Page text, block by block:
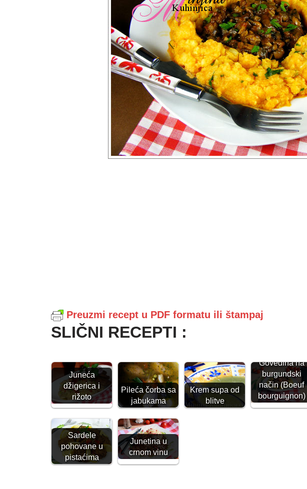
Preuzmi recept u PDF formatu ili štampaj
SLIČNI RECEPTI :
Juneća
džigerica i
rižoto
Pileća čorba sa
jabukama
Krem supa od
blitve
Govedina na
burgundski
način (Boeuf
bourguignon)
Sardele
pohovane u
pistaćima
Junetina u
crnom vinu